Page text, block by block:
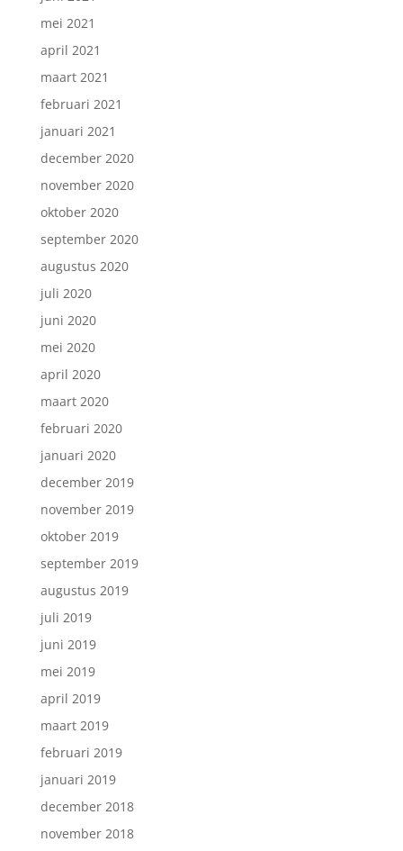
mei 2021
april 2021
maart 2021
februari 2021
januari 2021
december 2020
november 2020
oktober 2020
september 2020
augustus 2020
juli 2020
juni 2020
mei 2020
april 2020
maart 2020
februari 2020
januari 2020
december 2019
november 2019
oktober 2019
september 2019
augustus 2019
juli 2019
juni 2019
mei 2019
april 2019
maart 2019
februari 2019
januari 2019
december 2018
november 2018